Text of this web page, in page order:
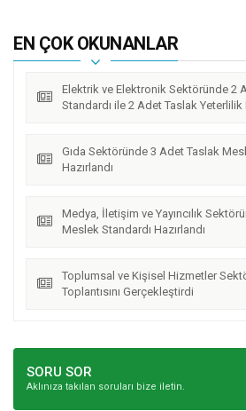
EN ÇOK OKUNANLAR
Elektrik ve Elektronik Sektöründe 2
Standardı ile 2 Adet Taslak Yeterlilik
Gıda Sektöründe 3 Adet Taslak
Hazırlandı
Medya, İletişim ve Yayıncılık
Meslek Standardı Hazırlandı
Toplumsal ve Kişisel Hizmetler
Toplantısını Gerçekleştirdi
SORU SOR
Aklınıza takılan soruları bize iletin.